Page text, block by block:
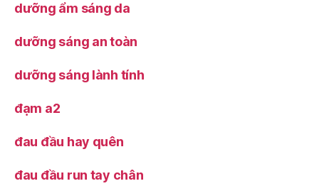
dưỡng ẩm sáng da
dưỡng sáng an toàn
dưỡng sáng lành tính
đạm a2
đau đầu hay quên
đau đầu run tay chân